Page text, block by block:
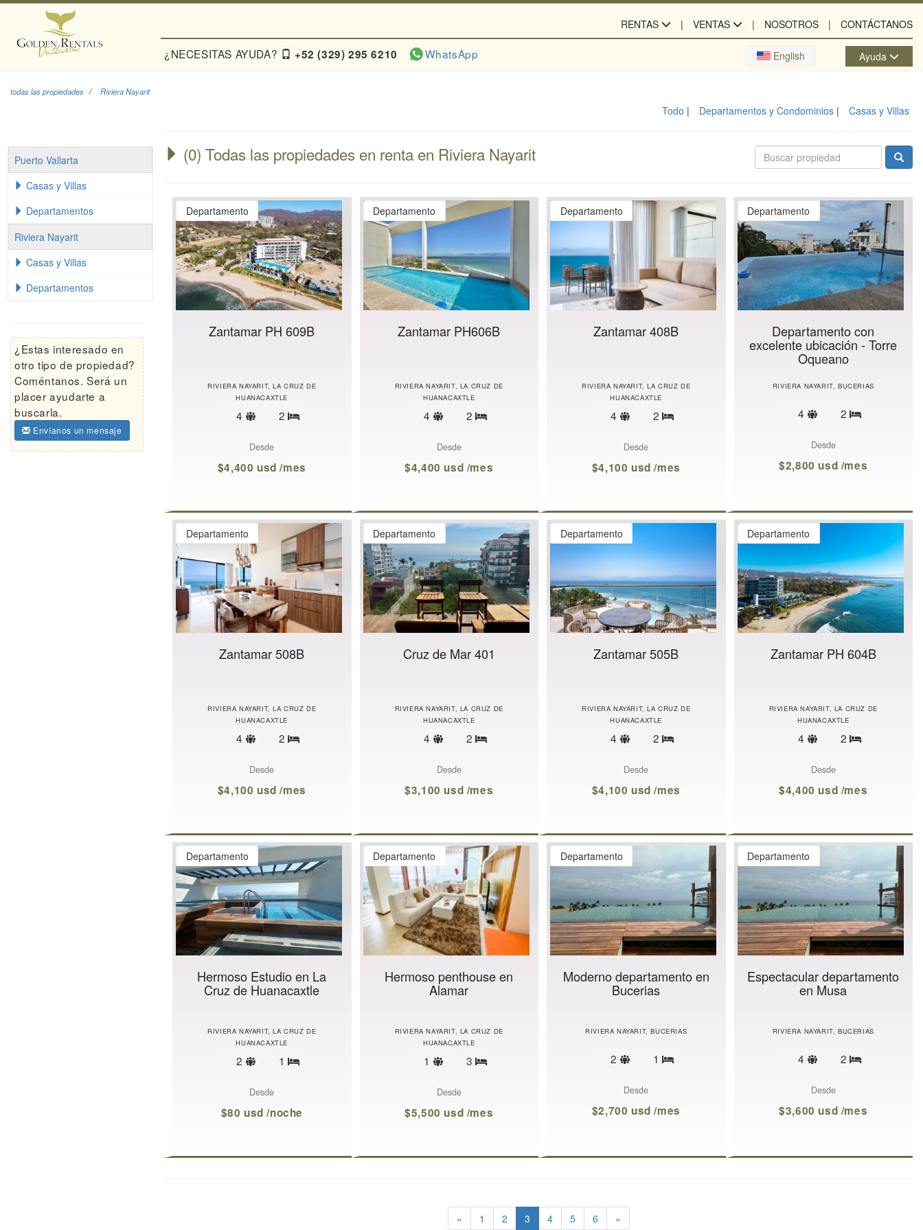
RENTAS VENTAS NOSOTROS CONTÁCTANOS
¿NECESITAS AYUDA? +52 (329) 295 6210 WhatsApp English Ayuda
todas las propiedades Riviera Nayarit
Todo Departamentos y Condominios Casas y Villas
Puerto Vallarta
Casas y Villas
Departamentos
Riviera Nayarit
Casas y Villas
Departamentos
¿Estas interesado en
otro tipo de propiedad?
Coméntanos. Será un
placer ayudarte a
buscarla.
Envíanos un mensaje
(0) Todas las propiedades en renta en Riviera Nayarit
Departamento
Zantamar PH 609B
RIVIERA NAYARIT, LA CRUZ DE
HUANACAXTLE
4
Límite
huéspedes
2 Recámaras
Desde
$4,400 usd /mes
Departamento
Zantamar PH606B
RIVIERA NAYARIT, LA CRUZ DE
HUANACAXTLE
4
Límite
huéspedes
2 Recámaras
Desde
$4,400 usd /mes
Departamento
Zantamar 408B
RIVIERA NAYARIT, LA CRUZ DE
HUANACAXTLE
4
Límite
huéspedes
2 Recámaras
Desde
$4,100 usd /mes
Departamento
Departamento con
excelente ubicación - Torre
Oqueano
RIVIERA NAYARIT, BUCERIAS
4
Límite
huéspedes
2 Recámaras
Desde
$2,800 usd /mes
Departamento
Zantamar 508B
RIVIERA NAYARIT, LA CRUZ DE
HUANACAXTLE
4
Límite
huéspedes
2 Recámaras
Desde
$4,100 usd /mes
Departamento
Cruz de Mar 401
RIVIERA NAYARIT, LA CRUZ DE
HUANACAXTLE
4
Límite
huéspedes
2 Recámaras
Desde
$3,100 usd /mes
Departamento
Zantamar 505B
RIVIERA NAYARIT, LA CRUZ DE
HUANACAXTLE
4
Límite
huéspedes
2 Recámaras
Desde
$4,100 usd /mes
Departamento
Zantamar PH 604B
RIVIERA NAYARIT, LA CRUZ DE
HUANACAXTLE
4
Límite
huéspedes
2 Recámaras
Desde
$4,400 usd /mes
Departamento
Hermoso Estudio en La
Cruz de Huanacaxtle
RIVIERA NAYARIT, LA CRUZ DE
HUANACAXTLE
2
Límite
huéspedes
1 Recámaras
Desde
$80 usd /noche
Departamento
Hermoso penthouse en
Alamar
RIVIERA NAYARIT, LA CRUZ DE
HUANACAXTLE
1
Límite
huéspedes
3 Recámaras
Desde
$5,500 usd /mes
Departamento
Moderno departamento en
Bucerias
RIVIERA NAYARIT, BUCERIAS
2
Límite
huéspedes
1 Recámaras
Desde
$2,700 usd /mes
Departamento
Espectacular departamento
en Musa
RIVIERA NAYARIT, BUCERIAS
4
Límite
huéspedes
2 Recámaras
Desde
$3,600 usd /mes
« 1 2 3 4 5 6 »